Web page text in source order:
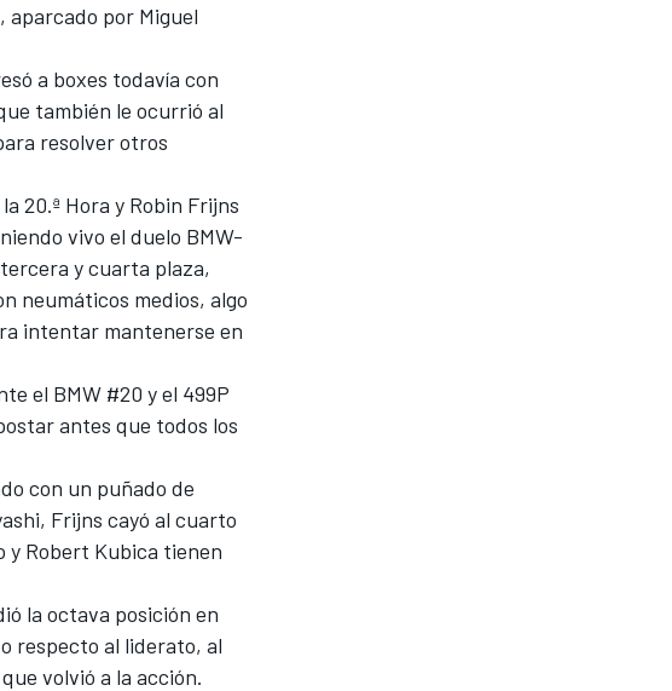
aparcado por Miguel
a boxes todavía con
también le ocurrió al
resolver otros
20.ª Hora y Robin Frijns
vivo el duelo BMW-
y cuarta plaza,
neumáticos medios, algo
intentar mantenerse en
el BMW #20 y el 499P
antes que todos los
con un puñado de
, Frijns cayó al cuarto
y Robert Kubica tienen
la octava posición en
respecto al liderato, al
volvió a la acción.